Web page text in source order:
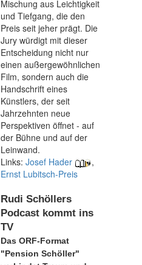
Mischung aus Leichtigkeit
und Tiefgang, die den
Preis seit jeher prägt. Die
Jury würdigt mit dieser
Entscheidung nicht nur
einen außergewöhnlichen
Film, sondern auch die
Handschrift eines
Künstlers, der seit
Jahrzehnten neue
Perspektiven öffnet - auf
der Bühne und auf der
Leinwand.
Links: Josef Hader
,
Ernst Lubitsch-Preis
Rudi Schöllers
Podcast kommt ins
TV
Das ORF-Format
"Pension Schöller"